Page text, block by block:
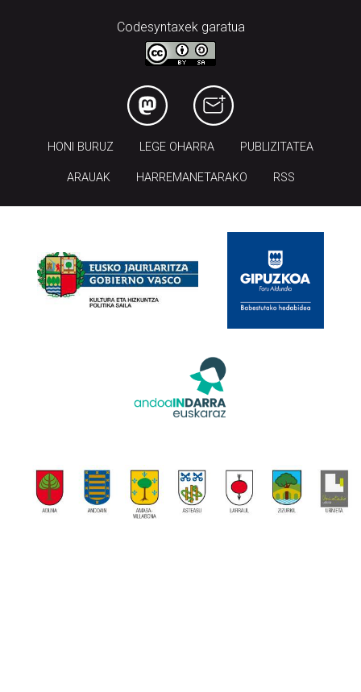
Codesyntaxek garatua
HONI BURUZ LEGE OHARRA PUBLIZITATEA
ARAUAK HARREMANETARAKO RSS